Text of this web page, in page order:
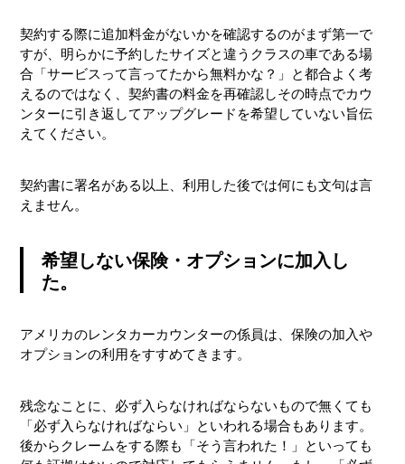
契約する際に追加料金がないかを確認するのがまず第一で
すが、明らかに予約したサイズと違うクラスの車である場
合「サービスって言ってたから無料かな？」と都合よく考
えるのではなく、契約書の料金を再確認しその時点でカウ
ンターに引き返してアップグレードを希望していない旨伝
えてください。
契約書に署名がある以上、利用した後では何にも文句は言
えません。
希望しない保険・オプションに加入し
た。
アメリカのレンタカーカウンターの係員は、保険の加入や
オプションの利用をすすめてきます。
残念なことに、必ず入らなければならないもので無くても
「必ず入らなければならい」といわれる場合もあります。
後からクレームをする際も「そう言われた！」といっても